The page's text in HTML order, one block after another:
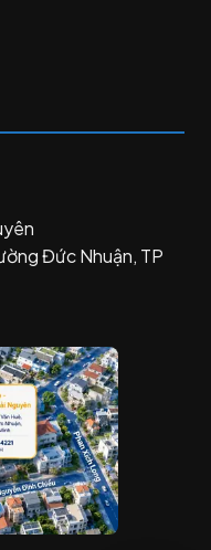
Đức Nhuận, TP